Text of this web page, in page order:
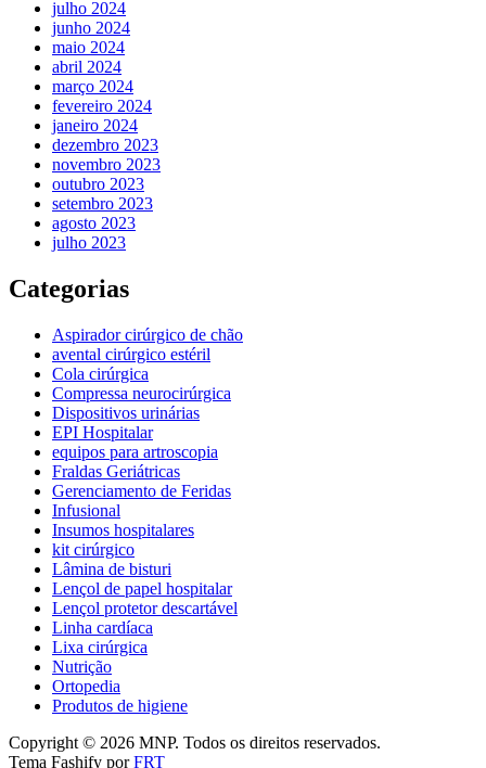
julho 2024
junho 2024
maio 2024
abril 2024
março 2024
fevereiro 2024
janeiro 2024
dezembro 2023
novembro 2023
outubro 2023
setembro 2023
agosto 2023
julho 2023
Categorias
Aspirador cirúrgico de chão
avental cirúrgico estéril
Cola cirúrgica
Compressa neurocirúrgica
Dispositivos urinárias
EPI Hospitalar
equipos para artroscopia
Fraldas Geriátricas
Gerenciamento de Feridas
Infusional
Insumos hospitalares
kit cirúrgico
Lâmina de bisturi
Lençol de papel hospitalar
Lençol protetor descartável
Linha cardíaca
Lixa cirúrgica
Nutrição
Ortopedia
Produtos de higiene
Copyright © 2026 MNP. Todos os direitos reservados.
Tema Fashify porFRT